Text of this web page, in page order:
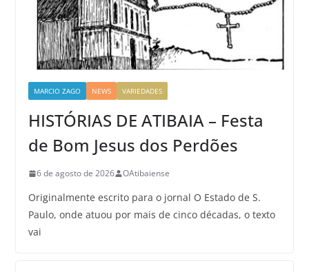
MARCIO ZAGO NEWS VARIEDADES
HISTÓRIAS DE ATIBAIA – Festa
de Bom Jesus dos Perdões
6 de agosto de 2026 OAtibaiense
Originalmente escrito para o jornal O Estado de S.
Paulo, onde atuou por mais de cinco décadas, o texto
vai